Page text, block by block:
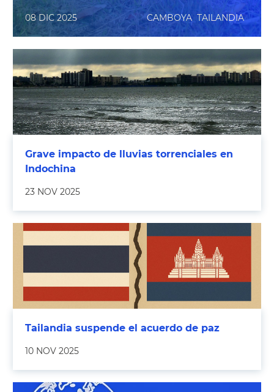
08 DIC 2025 CAMBOYA TAILANDIA
Grave impacto de lluvias torrenciales en
Indochina
23 NOV 2025
Tailandia suspende el acuerdo de paz
10 NOV 2025